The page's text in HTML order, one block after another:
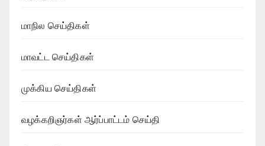
மாநில செய்திகள்
மாவட்ட செய்திகள்
முக்கிய செய்திகள்
வழக்கறிஞர்கள் ஆர்ப்பாட்டம் செய்தி